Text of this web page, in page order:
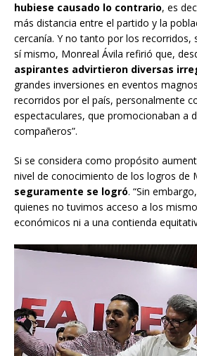
hubiese causado lo contrario, es
más distancia entre el partido y la
cercanía. Y no tanto por los recorridos,
sí mismo, Monreal Ávila refirió que,
aspirantes advirtieron diversas
grandes inversiones en eventos
recorridos por el país, personalmente
espectaculares, que promocionaban a
compañeros”.
Si se considera como propósito
nivel de conocimiento de los logros de
seguramente se logró. “Sin
quienes no tuvimos acceso a los
económicos ni a una contienda